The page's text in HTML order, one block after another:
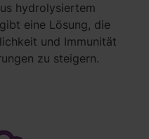
hydrolysiertem
eine Lösung, die
und Immunität
zu steigern.